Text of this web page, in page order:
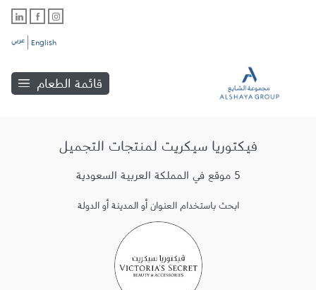
English عربي
قائمة الطعام
فيكتوريا سيكريت لمنتجات التجميل
5 موقع في المملكة العربية السعودية
ابحث باستخدام العنوان أو المدينة أو الدولة